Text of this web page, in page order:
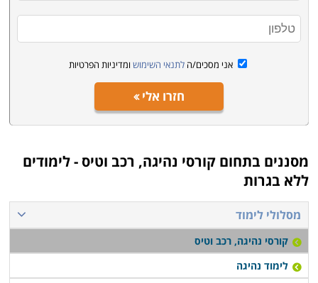
תחת פיקוח של משרד התחבורה ומשרד התמ"ת יוכלו
להציע הכנה לקבלת רישיון מתאים.
אני מסכים/ה לתנאי השימוש ומדיניות הפרטיות
חזרו אלי
מסננים בתחום קורסי נהיגה, רכב וטיס - לימודים
ללא בגרות
מסלולי לימוד
קורסי נהיגה, רכב וטיס
לימוד נהיגה